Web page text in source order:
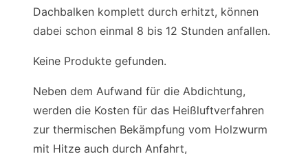
Dachbalken komplett durch erhitzt, können
dabei schon einmal 8 bis 12 Stunden anfallen.
Keine Produkte gefunden.
Neben dem Aufwand für die Abdichtung,
werden die Kosten für das Heißluftverfahren
zur thermischen Bekämpfung vom Holzwurm
mit Hitze auch durch Anfahrt,